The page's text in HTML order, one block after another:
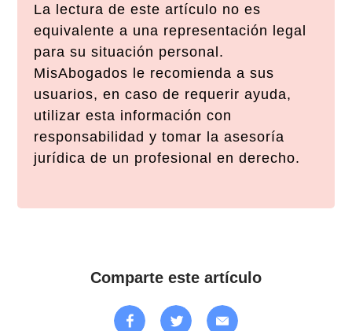
La lectura de este artículo no es
equivalente a una representación legal
para su situación personal.
MisAbogados le recomienda a sus
usuarios, en caso de requerir ayuda,
utilizar esta información con
responsabilidad y tomar la asesoría
jurídica de un profesional en derecho.
Comparte este artículo